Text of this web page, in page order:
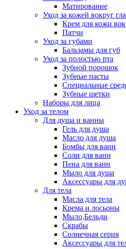
Матирование
Уход за кожей вокруг
Крем для кожи
Патчи
Уход за губами
Бальзамы для губ
Уход за полостью рта
Зубной порошок
Зубные пасты
Специальные
Зубные щетки
Наборы для лица
Уход за телом
Для душа и ванны
Гель для душа
Масло для душа
Бомбы для ванн
Соли для ванн
Пена для ванн
Мыло для душа
Аксессуары для
Для тела
Масла для тела
Крема и лосьоны
Мыло,Бельди
Скрабы
Солнечная серия
Аксессуары для